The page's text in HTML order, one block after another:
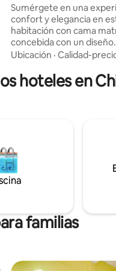
balcón y TV
Sumérgete en una
confort y elegancia en
habitación con cama
concebida con un diseño
contemporáneo y
natural, mientras que la
te regala vistas
un pequeño garaje para
a disponibilidad)
Ubicación · Calidad-
hoteles en
familias